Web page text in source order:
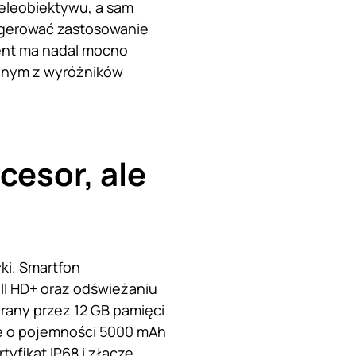
a sam
zastosowanie
ma nadal mocno
z wyróżników
ale
Smartfon
HD+ oraz odświeżaniu
przez 12 GB pamięci
pojemności 5000 mAh